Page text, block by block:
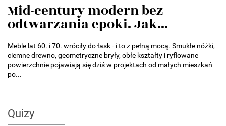
Mid-century modern bez
odtwarzania epoki. Jak...
Meble lat 60. i 70. wróciły do łask - i to z pełną mocą. Smukłe nóżki,
ciemne drewno, geometryczne bryły, obłe kształty i ryflowane
powierzchnie pojawiają się dziś w projektach od małych mieszkań
po...
Quizy